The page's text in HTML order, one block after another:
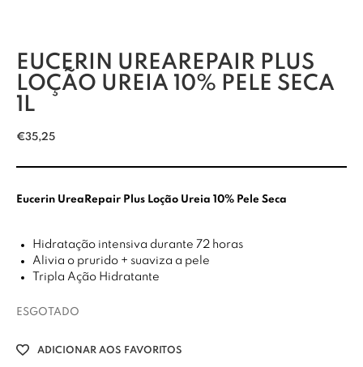
EUCERIN UREAREPAIR PLUS
LOÇÃO UREIA 10% PELE SECA
1L
€35,25
Eucerin UreaRepair Plus Loção Ureia 10% Pele Seca
Hidratação intensiva durante 72 horas
Alivia o prurido + suaviza a pele
Tripla Ação Hidratante
ESGOTADO
ADICIONAR AOS FAVORITOS